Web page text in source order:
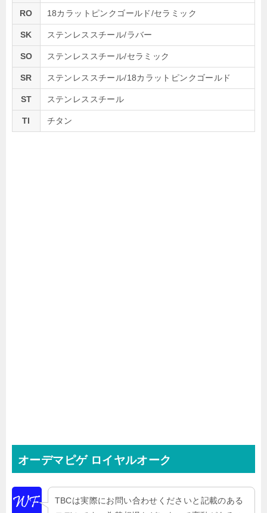
RO 18カラットピンクゴールド/セラミック
SK ステンレススチール/ラバー
SO ステンレススチール/セラミック
SR ステンレススチール/18カラットピンクゴールド
ST ステンレススチール
TI チタン
オーデマピゲ ロイヤルオーク
TBCは実際にお問い合わせくださいと記載のある